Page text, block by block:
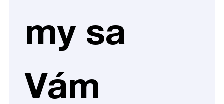
my sa
Vám